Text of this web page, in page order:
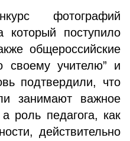
фотографий
который поступило
общероссийские
своему учителю” и
подтвердили, что
занимают важное
роль педагога, как
действительно